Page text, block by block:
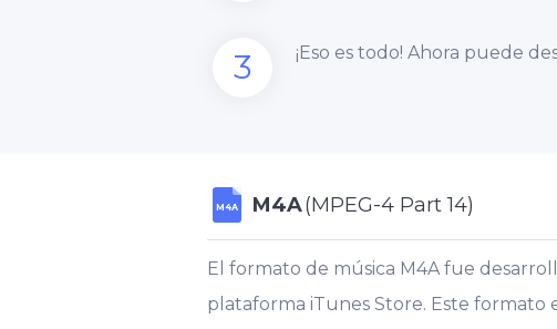
3 ¡Eso es todo! Ahora puede
M4A M4A(MPEG-4 Part 14)
El formato de música M4A fue
plataforma iTunes Store. Este formato